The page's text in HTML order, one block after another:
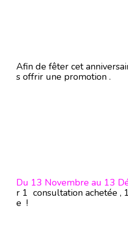
Afin de fêter cet
s offrir une promotion .
Du 13 Novembre au 13
r 1 consultation achetée ,
e !